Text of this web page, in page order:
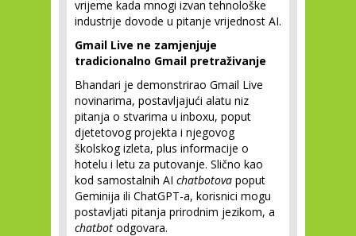
vrijeme kada mnogi izvan tehnološke
industrije dovode u pitanje vrijednost AI.
Gmail Live ne zamjenjuje
tradicionalno Gmail pretraživanje
Bhandari je demonstrirao Gmail Live
novinarima, postavljajući alatu niz
pitanja o stvarima u inboxu, poput
djetetovog projekta i njegovog
školskog izleta, plus informacije o
hotelu i letu za putovanje. Slično kao
kod samostalnih AI chatbotova poput
Geminija ili ChatGPT-a, korisnici mogu
postavljati pitanja prirodnim jezikom, a
chatbot odgovara.